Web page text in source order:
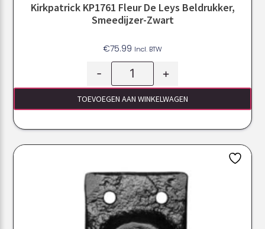
Kirkpatrick KP1761 Fleur De Leys Beldrukker,
Smeedijzer-Zwart
€75.99 Incl. BTW
- +
TOEVOEGEN AAN WINKELWAGEN